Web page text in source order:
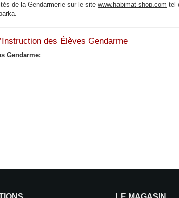
de la Gendarmerie sur le site www.habimat-shop.com tel
des Élèves Gendarme
Gendarme: